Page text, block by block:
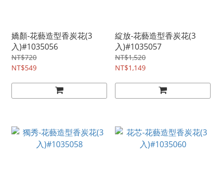
嬌顏-花藝造型香炭花(3
入)#1035056
NT$720
NT$549
綻放-花藝造型香炭花(3
入)#1035057
NT$1,520
NT$1,149